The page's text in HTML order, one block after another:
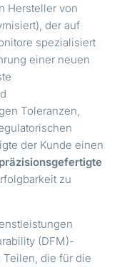
Hersteller von
der auf
spezialisiert
einer neuen
Toleranzen,
der Kunde einen
präzisionsgefertigte
zu
(DFM)-
die für die